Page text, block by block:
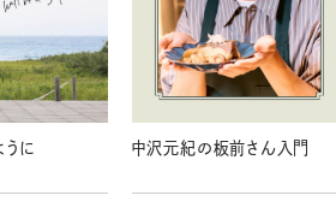
うに 中沢元紀の板前さん入門